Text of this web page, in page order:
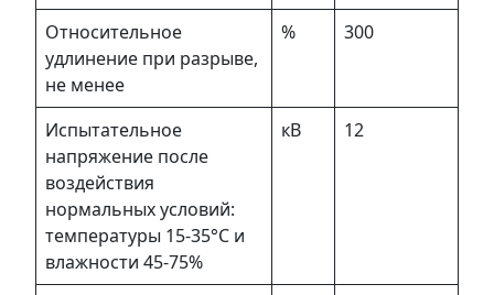
Относительное
удлинение при разрыве,
не менее
% 300
Испытательное
напряжение после
воздействия
нормальных условий:
температуры 15-35°С и
влажности 45-75%
кВ 12